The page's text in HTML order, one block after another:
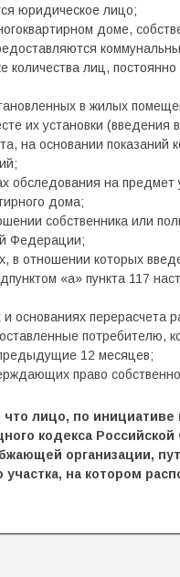
юридическое лицо;
доме,
количества лиц,
в жилых
их установки
на основании
обследования на
дома;
собственника или
Федерации;
отношении которых
«а» пункта 117
основаниях перерасчета
потребителю,
12 месяцев;
право
лицо, по инициативе
кодекса
организации,
участка, на котором